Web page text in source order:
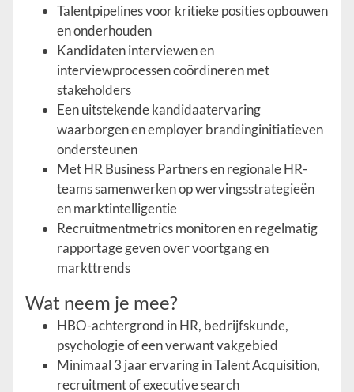
Talent­pipelines voor kritieke posities opbouwen
en onderhouden
Kandidaten interviewen en
interviewprocessen coördineren met
stakeholders
Een uitstekende kandidaat­ervaring
waarborgen en employer branding­initiatieven
ondersteunen
Met HR Business Partners en regionale HR-
teams samenwerken op wervingsstrategieën
en marktintelligentie
Recruitment­metrics monitoren en regelmatig
rapportage geven over voortgang en
markttrends
Wat neem je mee?
HBO-achtergrond in HR, bedrijfskunde,
psychologie of een verwant vakgebied
Minimaal 3 jaar ervaring in Talent Acquisition,
recruitment of executive search